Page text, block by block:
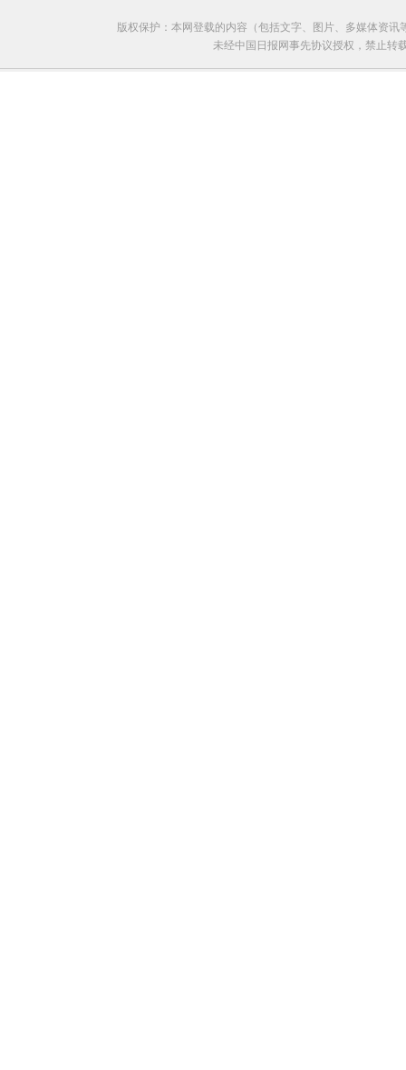
版权保护：本网登载的内容（包括文字、图片、多媒体资
未经中国日报网事先协议授权，禁止转